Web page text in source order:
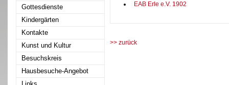
Gottesdienste
Kindergärten
Kontakte
Kunst und Kultur
Besuchskreis
Hausbesuche-Angebot
EAB Erle e.V. 1902
>> zurück